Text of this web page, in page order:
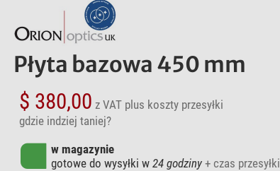
Płyta bazowa 450 mm
$ 380,00 z VAT plus koszty przesyłki
gdzie indziej taniej?
w magazynie
gotowe do wysyłki w 24 godziny + czas przesyłki